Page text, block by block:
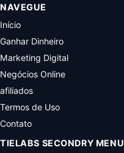
NAVEGUE
Início
Ganhar Dinheiro
Marketing Digital
Negócios Online
afiliados
Termos de Uso
Contato
TIELABS SECONDRY MENU